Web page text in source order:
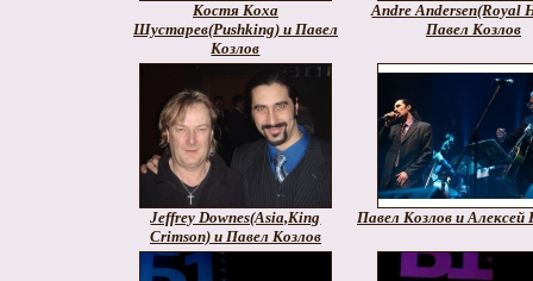
Костя Коха
Шустарев(Pushking) и Павел
Козлов
Andre Andersen(Royal
Павел Козлов
Jeffrey Downes(Asia,King
Crimson) и Павел Козлов
Павел Козлов и Алексей